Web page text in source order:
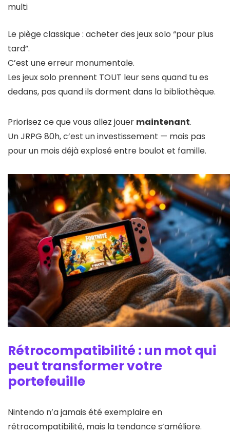
multi
Le piège classique : acheter des jeux solo “pour plus
tard”.
C’est une erreur monumentale.
Les jeux solo prennent TOUT leur sens quand tu es
dedans, pas quand ils dorment dans la bibliothèque.
Priorisez ce que vous allez jouer maintenant.
Un JRPG 80h, c’est un investissement — mais pas
pour un mois déjà explosé entre boulot et famille.
Rétrocompatibilité : un mot qui
peut transformer votre
portefeuille
Nintendo n’a jamais été exemplaire en
rétrocompatibilité, mais la tendance s’améliore.